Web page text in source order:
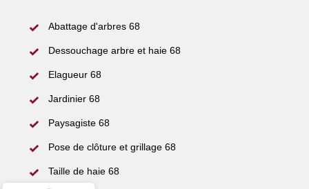
Abattage d'arbres 68
Dessouchage arbre et haie 68
Elagueur 68
Jardinier 68
Paysagiste 68
Pose de clôture et grillage 68
Taille de haie 68